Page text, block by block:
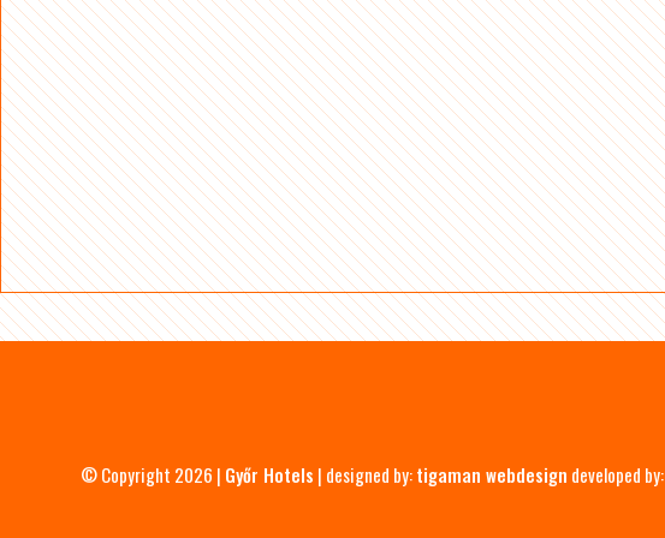
© Copyright 2026 | Győr Hotels | designed by:tigaman webdesign developed by: